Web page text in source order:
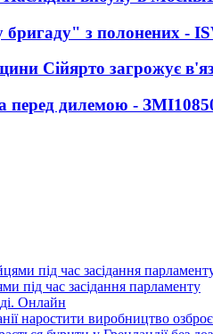
з полонених -
Сійярто загрожує
перед дилемою - ЗМІ
під час засідання парламенту
Онлайн
наростити виробництво